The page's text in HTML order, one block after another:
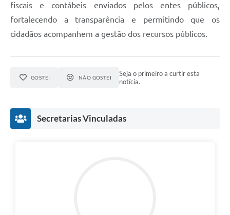
fiscais e contábeis enviados pelos entes públicos,
fortalecendo a transparência e permitindo que os
cidadãos acompanhem a gestão dos recursos públicos.
GOSTEI NÃO GOSTEI
Seja o primeiro a curtir esta
notícia.
Secretarias Vinculadas